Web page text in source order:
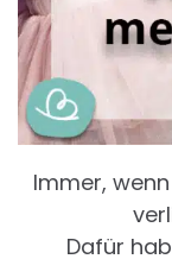
Immer,
Dafür